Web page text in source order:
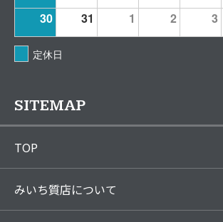
30
31 1 2 3
定休日
SITEMAP
TOP
みいち質店について